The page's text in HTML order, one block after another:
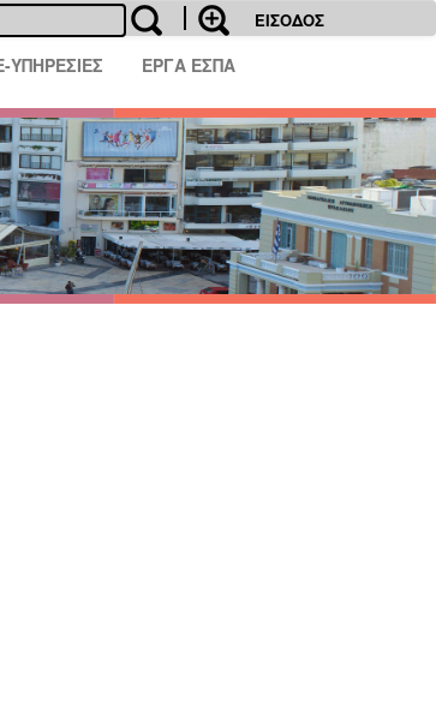
ΕΙΣΟΔΟΣ
ΥΠΗΡΕΣΙΕΣ ΕΡΓΑ ΕΣΠΑ